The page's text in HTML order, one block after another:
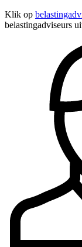
Klik op
belastingadviseurs